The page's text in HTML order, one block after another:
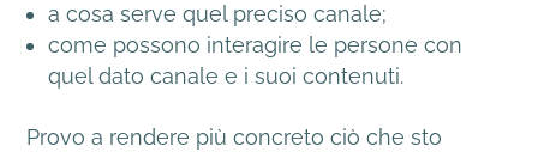
a cosa serve quel preciso canale;
come possono interagire le persone con
quel dato canale e i suoi contenuti.
Provo a rendere più concreto ciò che sto